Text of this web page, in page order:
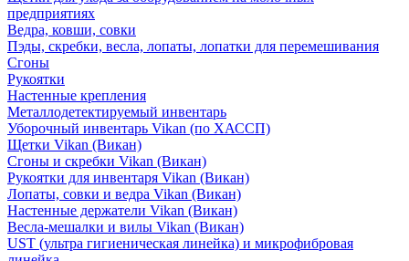
предприятиях
Ведра, ковши, совки
Пэды, скребки, весла, лопаты, лопатки для перемешивания
Сгоны
Рукоятки
Настенные крепления
Металлодетектируемый инвентарь
Уборочный инвентарь Vikan (по ХАССП)
Щетки Vikan (Викан)
Сгоны и скребки Vikan (Викан)
Рукоятки для инвентаря Vikan (Викан)
Лопаты, совки и ведра Vikan (Викан)
Настенные держатели Vikan (Викан)
Весла-мешалки и вилы Vikan (Викан)
UST (ультра гигиеническая линейка) и микрофибровая